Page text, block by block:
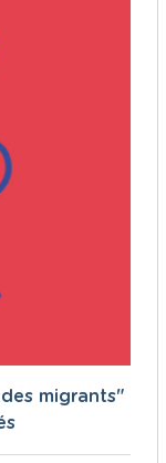
migrants"